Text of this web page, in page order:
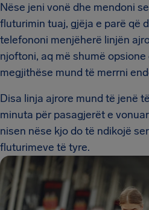
Nëse jeni vonë dhe mendoni
fluturimin tuaj, gjëja e parë që
telefononi menjëherë linjën
njoftoni, aq më shumë
megjithëse mund të merrni
Disa linja ajrore mund të jenë
minuta për pasagjerët e
nisen nëse kjo do të ndikojë
fluturimeve të tyre.